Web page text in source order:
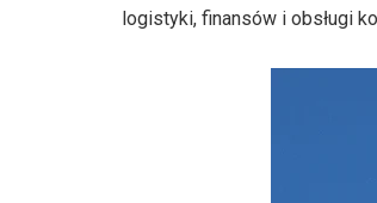
logistyki, finansów i obsługi